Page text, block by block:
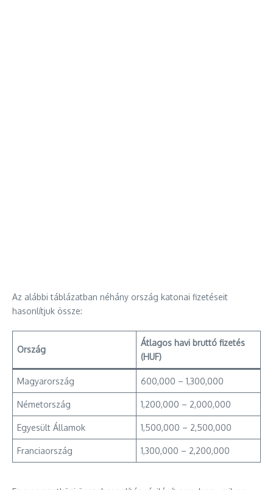
Az alábbi táblázatban néhány ország katonai fizetéseit
hasonlítjuk össze:
Ország
Átlagos havi bruttó fizetés
(HUF)
Magyarország 600,000 – 1,300,000
Németország 1,200,000 – 2,000,000
Egyesült Államok 1,500,000 – 2,500,000
Franciaország 1,300,000 – 2,200,000